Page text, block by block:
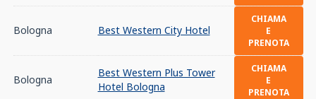
Bologna Best Western City Hotel
CHIAMA
E
PRENOTA
Bologna
Best Western Plus Tower
Hotel Bologna
CHIAMA
E
PRENOTA